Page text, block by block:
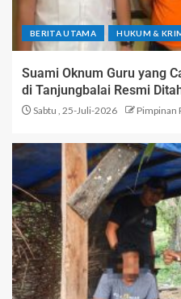
BERITA UTAMA HUKUM &
Suami Oknum Guru yang
di Tanjungbalai Resmi
Sabtu , 25-Juli-2026 Pimpinan